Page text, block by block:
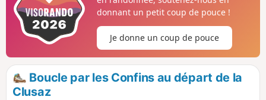
à 1980m, offrant une vue incomparable
sur La Clusaz, le Col des Aravis, le
massif du Mont Blanc, les sommets du
Jura. La seconde partie de la descente,
(plantes et habitats)
donnant un petit coup de pouce !
Je donne un coup de pouce
Boucle par les Confins au départ de la
Clusaz